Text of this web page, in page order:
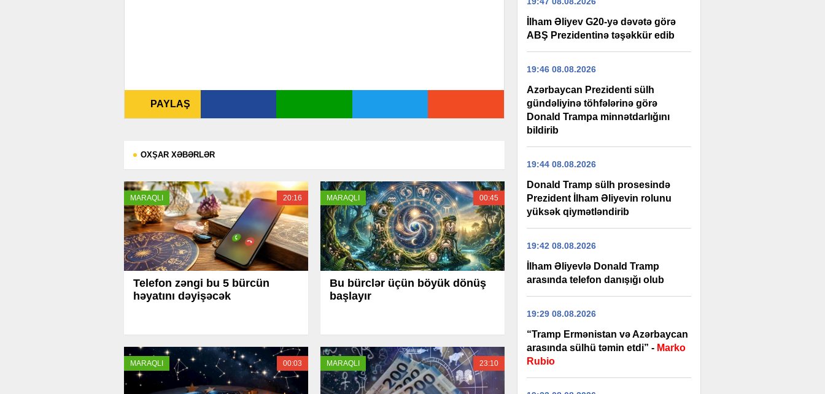
PAYLAŞ
OXŞAR XƏBƏRLƏR
MARAQLI 20:16
Telefon zəngi bu 5 bürcün
həyatını dəyişəcək
MARAQLI 00:45
Bu bürclər üçün böyük dönüş
başlayır
MARAQLI 00:03 MARAQLI 23:10
İlham Əliyev G20-yə dəvətə görə
ABŞ Prezidentinə təşəkkür edib
19:46 08.08.2026
Azərbaycan Prezidenti sülh
gündəliyinə töhfələrinə görə
Donald Trampa minnətdarlığını
bildirib
19:44 08.08.2026
Donald Tramp sülh prosesində
Prezident İlham Əliyevin rolunu
yüksək qiymətləndirib
19:42 08.08.2026
İlham Əliyevlə Donald Tramp
arasında telefon danışığı olub
19:29 08.08.2026
“Tramp Ermənistan və Azərbaycan
arasında sülhü təmin etdi” - Marko
Rubio